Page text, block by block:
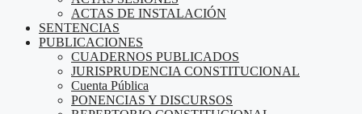
ACTAS DE INSTALACIÓN
SENTENCIAS
PUBLICACIONES
CUADERNOS PUBLICADOS
JURISPRUDENCIA CONSTITUCIONAL
Cuenta Pública
PONENCIAS Y DISCURSOS